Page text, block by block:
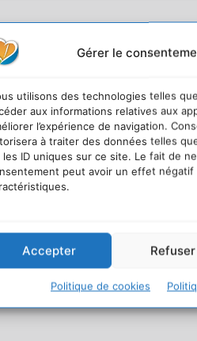
Gérer le
utilisons des technologies telles
aux informations relatives aux
l’expérience de navigation.
à traiter des données telles
les ID uniques sur ce site. Le fait de
peut avoir un effet
Accepter Refuser
Politique de cookies